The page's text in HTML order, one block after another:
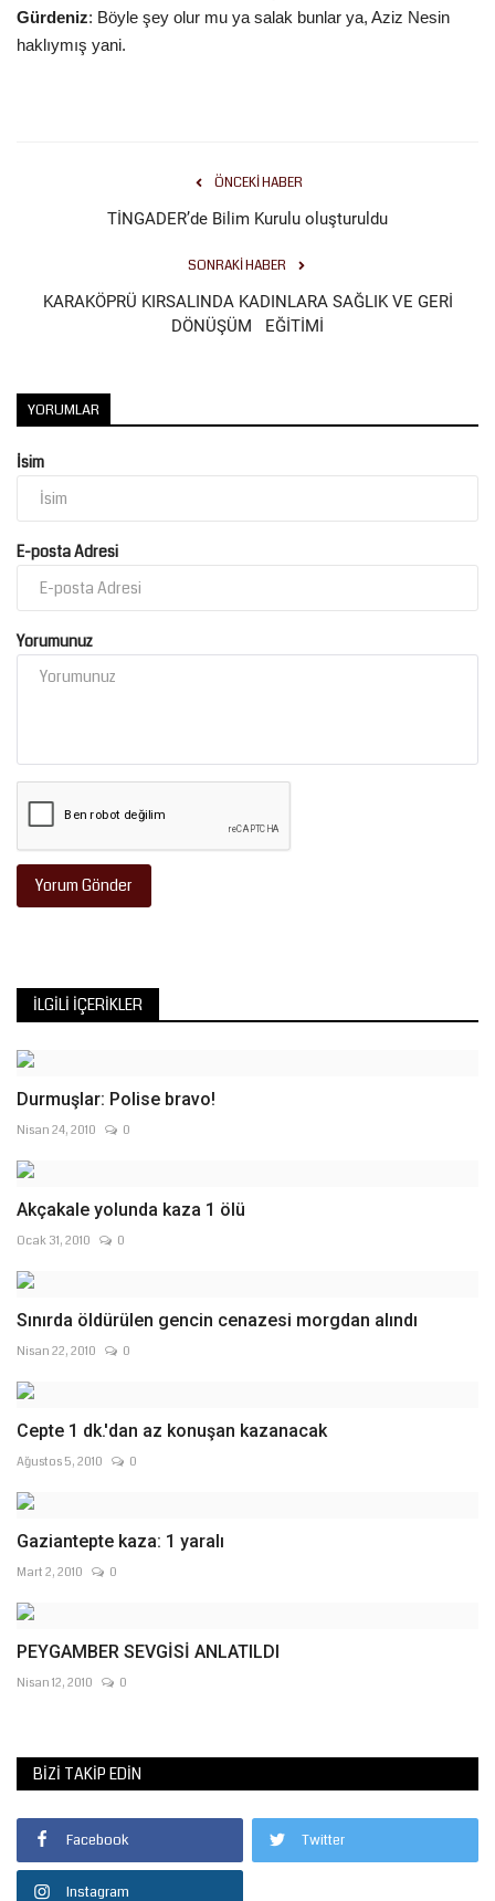
Gürdeniz: Böyle şey olur mu ya salak bunlar ya, Aziz Nesin
haklıymış yani.
ÖNCEKI HABER
TİNGADER’de Bilim Kurulu oluşturuldu
SONRAKI HABER
KARAKÖPRÜ KIRSALINDA KADINLARA SAĞLIK VE GERİ
DÖNÜŞÜM EĞİTİMİ
YORUMLAR
İsim
E-posta Adresi
Yorumunuz
Yorum Gönder
İLGILI İÇERIKLER
Durmuşlar: Polise bravo!
Nisan 24, 2010 0
Akçakale yolunda kaza 1 ölü
Ocak 31, 2010 0
Sınırda öldürülen gencin cenazesi morgdan alındı
Nisan 22, 2010 0
Cepte 1 dk.'dan az konuşan kazanacak
Ağustos 5, 2010 0
Gaziantepte kaza: 1 yaralı
Mart 2, 2010 0
PEYGAMBER SEVGİSİ ANLATILDI
Nisan 12, 2010 0
BIZI TAKIP EDIN
Facebook Twitter
Instagram